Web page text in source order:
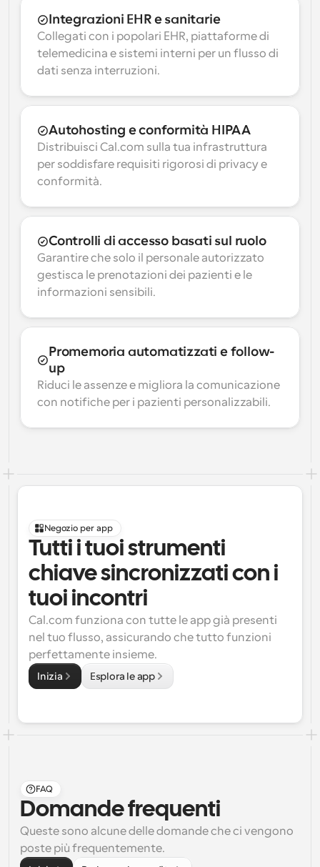
Integrazioni EHR e sanitarie
Collegati con i popolari EHR, piattaforme di
telemedicina e sistemi interni per un flusso di
dati senza interruzioni.
Autohosting e conformità HIPAA
Distribuisci Cal.com sulla tua infrastruttura
per soddisfare requisiti rigorosi di privacy e
conformità.
Controlli di accesso basati sul ruolo
Garantire che solo il personale autorizzato
gestisca le prenotazioni dei pazienti e le
informazioni sensibili.
Promemoria automatizzati e follow-
up
Riduci le assenze e migliora la comunicazione
con notifiche per i pazienti personalizzabili.
Negozio per app
Tutti i tuoi strumenti
chiave sincronizzati con i
tuoi incontri
Cal.com funziona con tutte le app già presenti
nel tuo flusso, assicurando che tutto funzioni
perfettamente insieme.
Inizia Esplora le app
FAQ
Domande frequenti
Queste sono alcune delle domande che ci vengono
poste più frequentemente.